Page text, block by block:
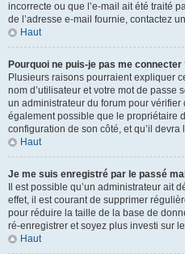
incorrecte ou que l’e-mail ait été traité
de l’adresse e-mail fournie, contactez
Haut
Pourquoi ne puis-je pas me connecter
Plusieurs raisons pourraient expliquer
nom d’utilisateur et votre mot de passe
un administrateur du forum pour vérifier
également possible que le propriétaire
configuration de son côté, et qu’il devra
Haut
Je me suis enregistré par le passé
Il est possible qu’un administrateur ait
effet, il est courant de supprimer
pour réduire la taille de la base de
ré-enregistrer et soyez plus investi sur
Haut